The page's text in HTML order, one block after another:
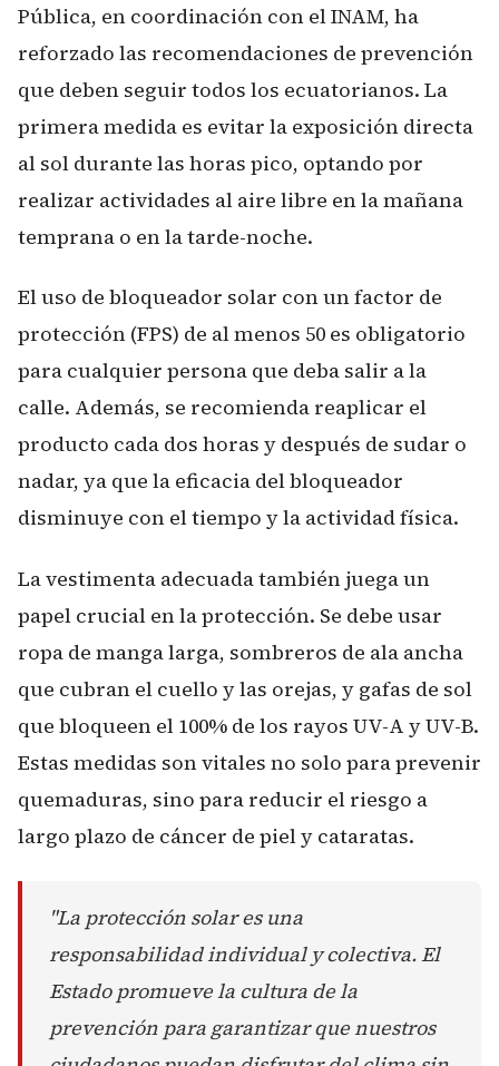
Pública, en coordinación con el INAM, ha
reforzado las recomendaciones de prevención
que deben seguir todos los ecuatorianos. La
primera medida es evitar la exposición directa
al sol durante las horas pico, optando por
realizar actividades al aire libre en la mañana
temprana o en la tarde-noche.
El uso de bloqueador solar con un factor de
protección (FPS) de al menos 50 es obligatorio
para cualquier persona que deba salir a la
calle. Además, se recomienda reaplicar el
producto cada dos horas y después de sudar o
nadar, ya que la eficacia del bloqueador
disminuye con el tiempo y la actividad física.
La vestimenta adecuada también juega un
papel crucial en la protección. Se debe usar
ropa de manga larga, sombreros de ala ancha
que cubran el cuello y las orejas, y gafas de sol
que bloqueen el 100% de los rayos UV-A y UV-B.
Estas medidas son vitales no solo para prevenir
quemaduras, sino para reducir el riesgo a
largo plazo de cáncer de piel y cataratas.
"La protección solar es una
responsabilidad individual y colectiva. El
Estado promueve la cultura de la
prevención para garantizar que nuestros